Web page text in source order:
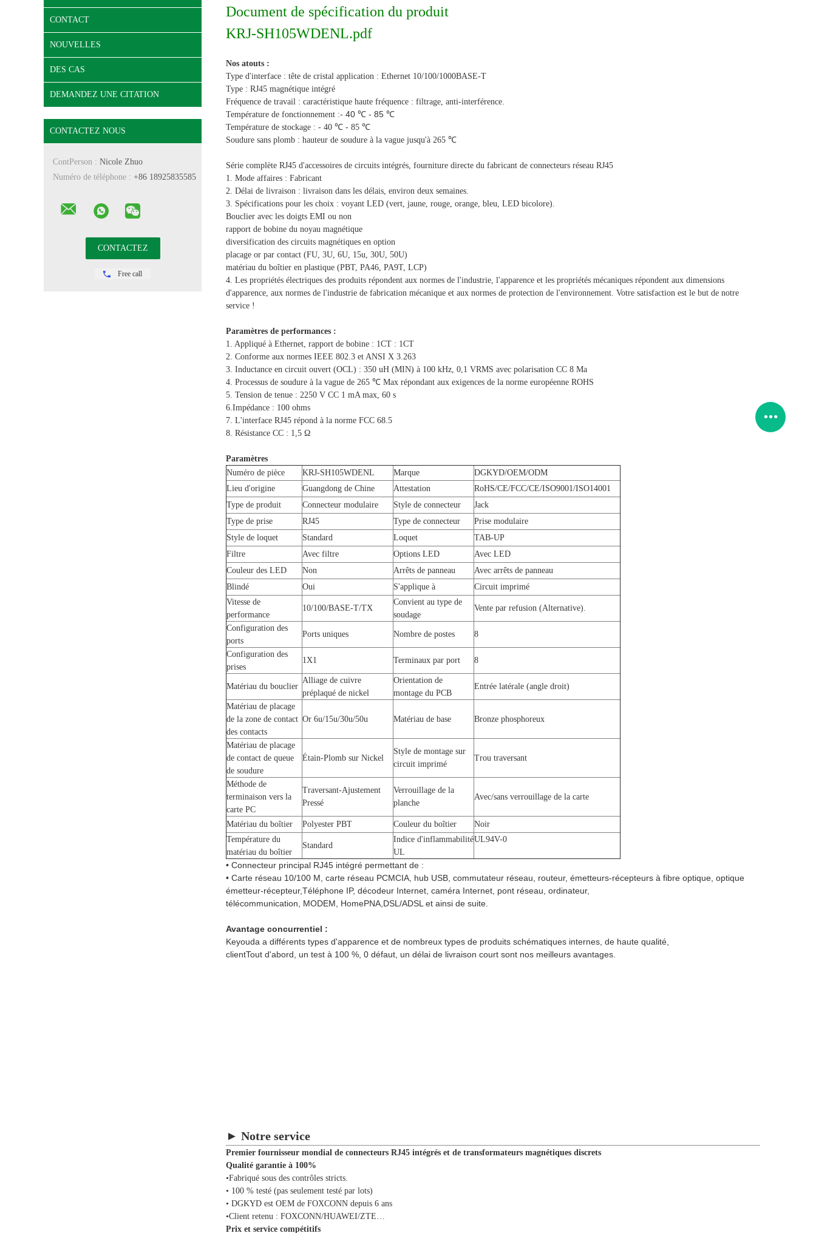
CONTACT
NOUVELLES
DES CAS
DEMANDEZ UNE CITATION
CONTACTEZ NOUS
ContPerson : Nicole Zhuo
Numéro de téléphone : +86 18925835585
Free call
Document de spécification du produit
KRJ-SH105WDENL.pdf
Nos atouts :
Type d'interface : tête de cristal application : Ethernet 10/100/1000BASE-T
Type : RJ45 magnétique intégré
Fréquence de travail : caractéristique haute fréquence : filtrage, anti-interférence.
Température de fonctionnement :- 40 ℃ - 85 ℃
Température de stockage : - 40 ℃ - 85 ℃
Soudure sans plomb : hauteur de soudure à la vague jusqu'à 265 ℃
Série complète RJ45 d'accessoires de circuits intégrés, fourniture directe du fabricant de connecteurs réseau RJ45
1. Mode affaires : Fabricant
2. Délai de livraison : livraison dans les délais, environ deux semaines.
3. Spécifications pour les choix : voyant LED (vert, jaune, rouge, orange, bleu, LED bicolore).
Bouclier avec les doigts EMI ou non
rapport de bobine du noyau magnétique
diversification des circuits magnétiques en option
placage or par contact (FU, 3U, 6U, 15u, 30U, 50U)
matériau du boîtier en plastique (PBT, PA46, PA9T, LCP)
4. Les propriétés électriques des produits répondent aux normes de l'industrie, l'apparence et les propriétés mécaniques répondent aux dimensions
d'apparence, aux normes de l'industrie de fabrication mécanique et aux normes de protection de l'environnement. Votre satisfaction est le but de notre
service !
Paramètres de performances :
1. Appliqué à Ethernet, rapport de bobine : 1CT : 1CT
2. Conforme aux normes IEEE 802.3 et ANSI X 3.263
3. Inductance en circuit ouvert (OCL) : 350 uH (MIN) à 100 kHz, 0,1 VRMS avec polarisation CC 8 Ma
4. Processus de soudure à la vague de 265 ℃ Max répondant aux exigences de la norme européenne ROHS
5. Tension de tenue : 2250 V CC 1 mA max, 60 s
6.Impédance : 100 ohms
7. L'interface RJ45 répond à la norme FCC 68.5
8. Résistance CC : 1,5 Ω
Paramètres
Numéro de pièce
KRJ-SH105WDENL Marque
DGKYD/OEM/ODM
Lieu d'origine
Guangdong de Chine Attestation
RoHS/CE/FCC/CE/ISO9001/ISO14001
Type de produit
Connecteur modulaire Style de connecteur
Jack
Type de prise
RJ45 Type de connecteur
Prise modulaire
Style de loquet
Standard Loquet
TAB-UP
Filtre
Avec filtre Options LED
Avec LED
Couleur des LED
Non Arrêts de panneau
Avec arrêts de panneau
Blindé
Oui S'applique à
Circuit imprimé
Vitesse de
performance
10/100/BASE-T/TX
Convient au type de
soudage
Vente par refusion (Alternative).
Configuration des
ports
Ports uniques Nombre de postes 8
Configuration des
prises
1X1 Terminaux par port 8
Matériau du bouclier
Alliage de cuivre
préplaqué de nickel
Orientation de
montage du PCB
Entrée latérale (angle droit)
Matériau de placage
de la zone de contact
des contacts
Or 6u/15u/30u/50u Matériau de base Bronze phosphoreux
Matériau de placage
de contact de queue
de soudure
Étain-Plomb sur Nickel
Style de montage sur
circuit imprimé
Trou traversant
Méthode de
terminaison vers la
carte PC
Traversant-Ajustement
Pressé
Verrouillage de la
planche
Avec/sans verrouillage de la carte
Matériau du boîtier Polyester PBT Couleur du boîtier
Noir
Température du
matériau du boîtier
Standard
Indice d'inflammabilité
UL
UL94V-0
• Connecteur principal RJ45 intégré permettant de :
• Carte réseau 10/100 M, carte réseau PCMCIA, hub USB, commutateur réseau, routeur, émetteurs-récepteurs à fibre optique, optique
émetteur-récepteur,Téléphone IP, décodeur Internet, caméra Internet, pont réseau, ordinateur,
télécommunication, MODEM, HomePNA, DSL/ADSL et ainsi de suite.
Avantage concurrentiel :
Keyouda a différents types d'apparence et de nombreux types de produits schématiques internes, de haute qualité,
clientTout d'abord, un test à 100 %, 0 défaut, un délai de livraison court sont nos meilleurs avantages.
► Notre service
Premier fournisseur mondial de connecteurs RJ45 intégrés et de transformateurs magnétiques discrets
Qualité garantie à 100%
•Fabriqué sous des contrôles stricts.
• 100 % testé (pas seulement testé par lots)
• DGKYD est OEM de FOXCONN depuis 6 ans
•Client retenu : FOXCONN/HUAWEI/ZTE…
Prix ​​et service compétitifs